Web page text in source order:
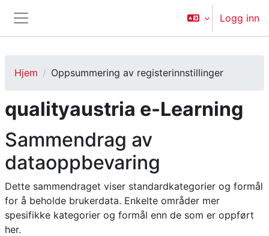
Sidepanel
Logg inn
Hjem Oppsummering av registerinnstillinger
qualityaustria e-Learning
Sammendrag av
dataoppbevaring
Dette sammendraget viser standardkategorier og formål
for å beholde brukerdata. Enkelte områder mer
spesifikke kategorier og formål enn de som er oppført
her.